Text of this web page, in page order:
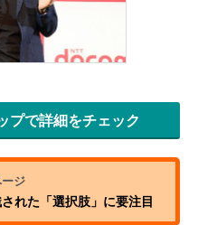
プで詳細をチェック
れた「選択肢」に要注目